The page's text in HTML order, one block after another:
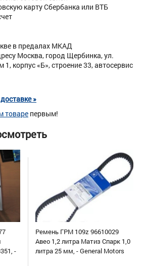
карту Сбербанка или ВТБ
в предалах МКАД
Москва, город Щербинка, ул.
корпус «Б», строение 33, автосервис
»
товаре первым!
-
Ремень ГРМ 109z 96610029
Авео 1,2 литра Матиз Спарк 1,0
литра 25 мм, - General Motors